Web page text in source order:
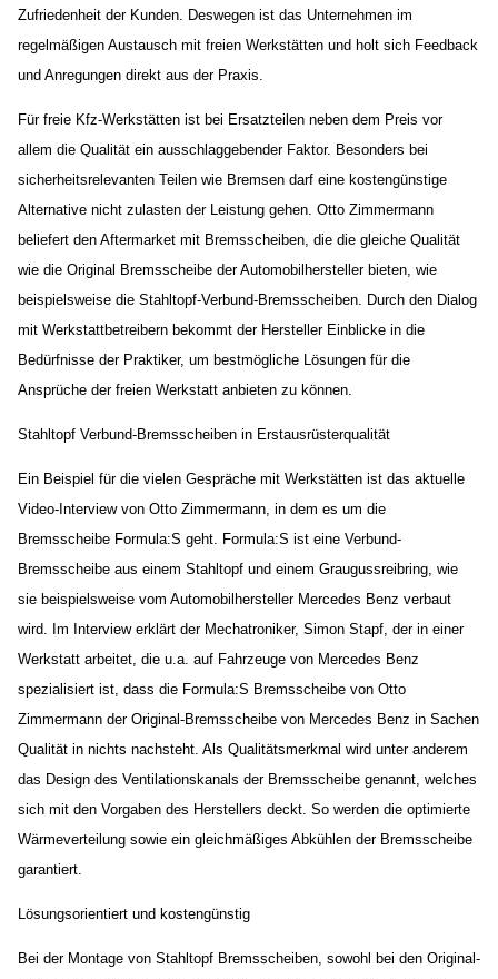
Zufriedenheit der Kunden. Deswegen ist das Unternehmen im
regelmäßigen Austausch mit freien Werkstätten und holt sich Feedback
und Anregungen direkt aus der Praxis.
Für freie Kfz-Werkstätten ist bei Ersatzteilen neben dem Preis vor
allem die Qualität ein ausschlaggebender Faktor. Besonders bei
sicherheitsrelevanten Teilen wie Bremsen darf eine kostengünstige
Alternative nicht zulasten der Leistung gehen. Otto Zimmermann
beliefert den Aftermarket mit Bremsscheiben, die die gleiche Qualität
wie die Original Bremsscheibe der Automobilhersteller bieten, wie
beispielsweise die Stahltopf-Verbund-Bremsscheiben. Durch den Dialog
mit Werkstattbetreibern bekommt der Hersteller Einblicke in die
Bedürfnisse der Praktiker, um bestmögliche Lösungen für die
Ansprüche der freien Werkstatt anbieten zu können.
Stahltopf Verbund-Bremsscheiben in Erstausrüsterqualität
Ein Beispiel für die vielen Gespräche mit Werkstätten ist das aktuelle
Video-Interview von Otto Zimmermann, in dem es um die
Bremsscheibe Formula:S geht. Formula:S ist eine Verbund-
Bremsscheibe aus einem Stahltopf und einem Graugussreibring, wie
sie beispielsweise vom Automobilhersteller Mercedes Benz verbaut
wird. Im Interview erklärt der Mechatroniker, Simon Stapf, der in einer
Werkstatt arbeitet, die u.a. auf Fahrzeuge von Mercedes Benz
spezialisiert ist, dass die Formula:S Bremsscheibe von Otto
Zimmermann der Original-Bremsscheibe von Mercedes Benz in Sachen
Qualität in nichts nachsteht. Als Qualitätsmerkmal wird unter anderem
das Design des Ventilationskanals der Bremsscheibe genannt, welches
sich mit den Vorgaben des Herstellers deckt. So werden die optimierte
Wärmeverteilung sowie ein gleichmäßiges Abkühlen der Bremsscheibe
garantiert.
Lösungsorientiert und kostengünstig
Bei der Montage von Stahltopf Bremsscheiben, sowohl bei den Original-